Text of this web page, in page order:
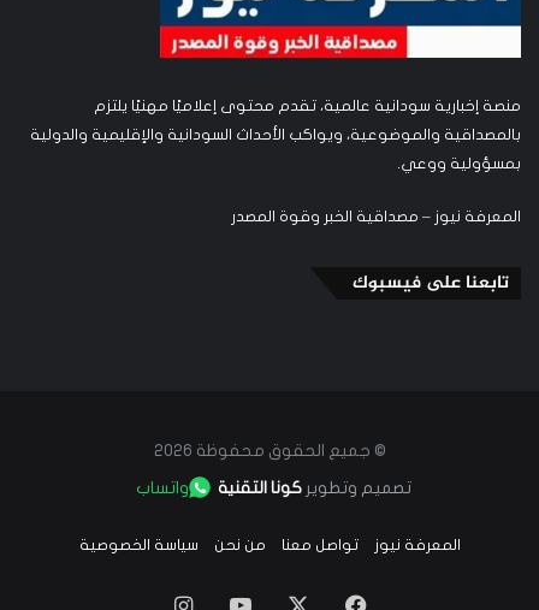
منصة إخبارية سودانية عالمية، تقدم محتوى إعلاميًا مهنيًا يلتزم
بالمصداقية والموضوعية، ويواكب الأحداث السودانية والإقليمية والدولية
بمسؤولية ووعي.
المعرفة نيوز – مصداقية الخبر وقوة المصدر
تابعنا على فيسبوك
© جميع الحقوق محفوظة 2026
تصميم وتطويركونا التقنية واتساب
المعرفة نيوز تواصل معنا من نحن سياسة الخصوصية
فيسبوك ‫YouTube